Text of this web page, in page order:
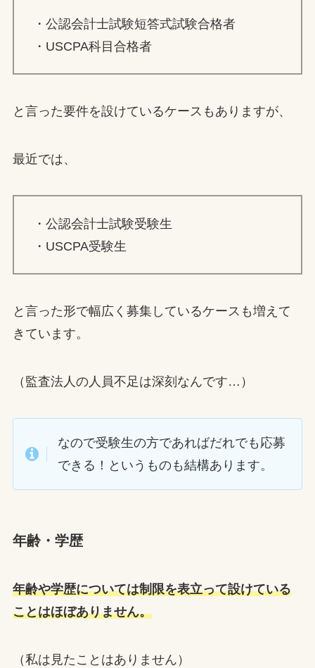
・公認会計士試験短答式試験合格者
・USCPA科目合格者
と言った要件を設けているケースもありますが、
最近では、
・公認会計士試験受験生
・USCPA受験生
と言った形で幅広く募集しているケースも増えて
きています。
（監査法人の人員不足は深刻なんです…）
なので受験生の方であればだれでも応募
できる！というものも結構あります。
年齢・学歴
年齢や学歴については制限を表立って設けている
ことはほぼありません。
（私は見たことはありません）